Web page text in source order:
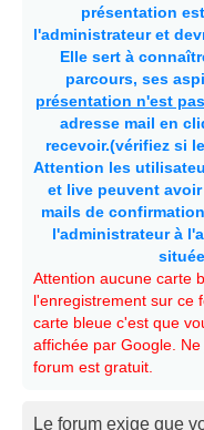
présentation
l'administrateur et
Elle sert à
parcours, ses
présentation n'est
adresse mail en
recevoir.(vérifiez si
Attention les
et live peuvent
mails de
l'administrateur à
Attention aucune carte
l'enregistrement sur ce
carte bleue c'est que
affichée par Google.
forum est gratuit.
Le forum exige que